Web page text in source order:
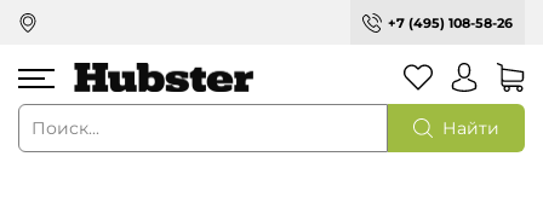
+7 (495) 108-58-26
Найти